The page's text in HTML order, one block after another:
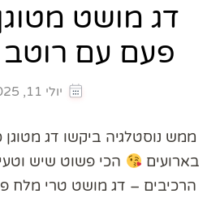
דג מושט
פעם עם
יולי 11, 2025
ממש נוסטלגיה ביקשו דג מטוגן
בארועים
הכי פשוט שיש
הרכיבים – דג מושט טרי מלח